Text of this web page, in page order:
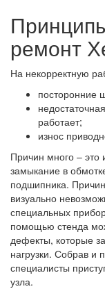
ремонт
На некорректную
посторонние
работает;
износ
Причин много – это
замыкание в
подшипника.
визуально
специальных
помощью стенда
дефекты, которые
нагрузки. Собрав и
специалисты
узла.